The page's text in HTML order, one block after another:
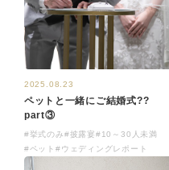
2025.08.23
ペットと一緒にご結婚式??
part③
#挙式のみ#披露宴#10～30人未満
#ペット #ウェディングレポート